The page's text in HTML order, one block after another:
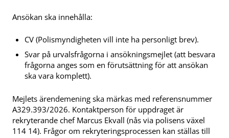
Ansökan ska innehålla:
CV (Polismyndigheten vill inte ha personligt brev).
Svar på urvalsfrågorna i ansökningsmejlet (att besvara
frågorna anges som en förutsättning för att ansökan
ska vara komplett).
Mejlets ärendemening ska märkas med referensnummer
A329.393/2026. Kontaktperson för uppdraget är
rekryterande chef Marcus Ekvall (nås via polisens växel
114 14). Frågor om rekryteringsprocessen kan ställas till